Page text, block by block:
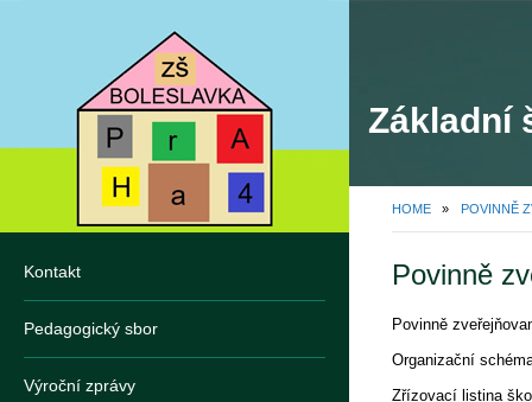
Základní
HOME » POVINNĚ
Kontakt
Pedagogický sbor
Výroční zprávy
Povinně
Povinně
Organizační
Zřízovací listina